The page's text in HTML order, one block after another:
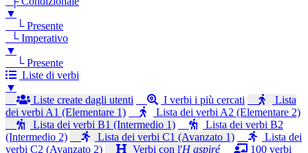
▼
└ Presente
└ Imperativo
▼
└ Presente
Liste di verbi
▼
Liste create dagli utenti
I verbi i più cercati
Lista
dei verbi A1 (Elementare 1)
Lista dei verbi A2 (Elementare 2)
Lista dei verbi B1 (Intermedio 1)
Lista dei verbi B2
(Intermedio 2)
Lista dei verbi C1 (Avanzato 1)
Lista dei
verbi C2 (Avanzato 2)
Verbi con l'H aspiré
100 verbi